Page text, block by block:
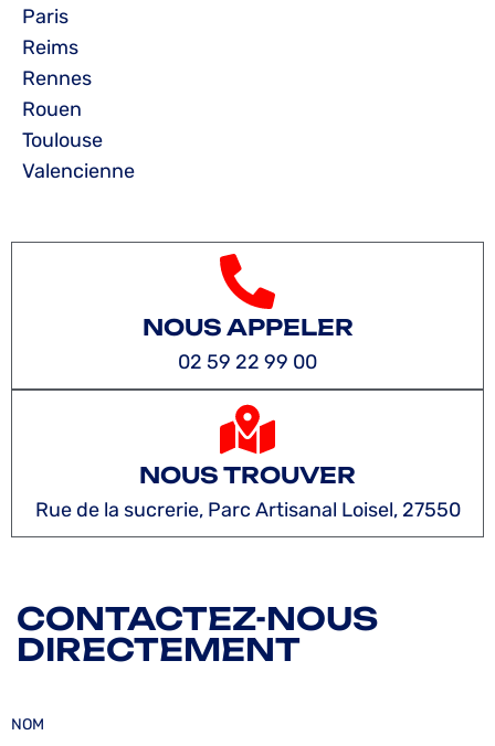
Paris
Reims
Rennes
Rouen
Toulouse
Valencienne
NOUS APPELER
02 59 22 99 00
NOUS TROUVER
Rue de la sucrerie, Parc Artisanal Loisel, 27550
CONTACTEZ-NOUS
DIRECTEMENT
NOM